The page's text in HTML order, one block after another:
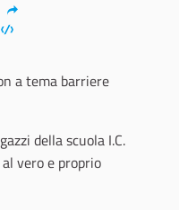
a tema barriere
della scuola I.C.
vero e proprio